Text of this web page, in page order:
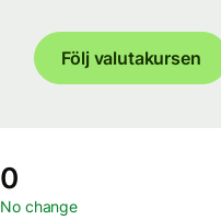
Följ valutakursen
0
No change